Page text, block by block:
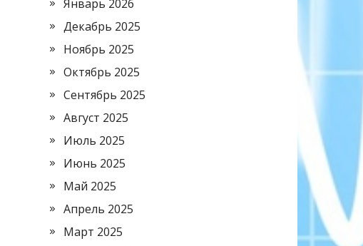
Январь 2026
Декабрь 2025
Ноябрь 2025
Октябрь 2025
Сентябрь 2025
Август 2025
Июль 2025
Июнь 2025
Май 2025
Апрель 2025
Март 2025